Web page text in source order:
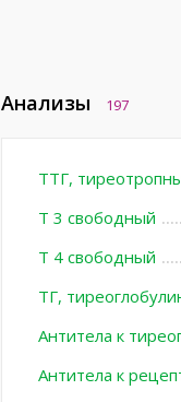
Анализы 197
ТТГ,
Т 3 свободный
Т 4 свободный
ТГ,
Антитела к
Антитела к